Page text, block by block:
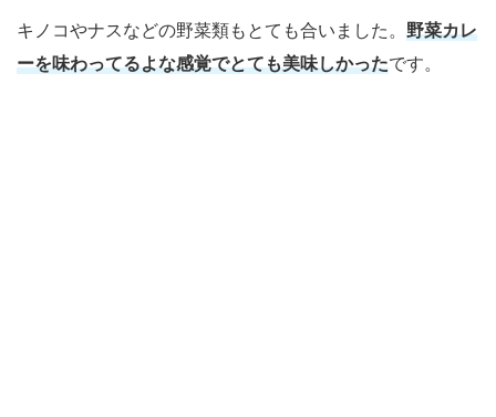
キノコやナスなどの野菜類もとても合いました。 野菜カレ
ーを味わってるよな感覚でとても美味しかったです。